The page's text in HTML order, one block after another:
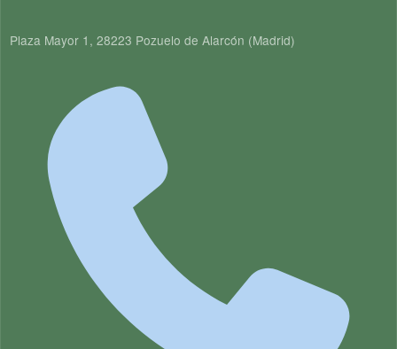
Plaza Mayor 1, 28223 Pozuelo de Alarcón (Madrid)